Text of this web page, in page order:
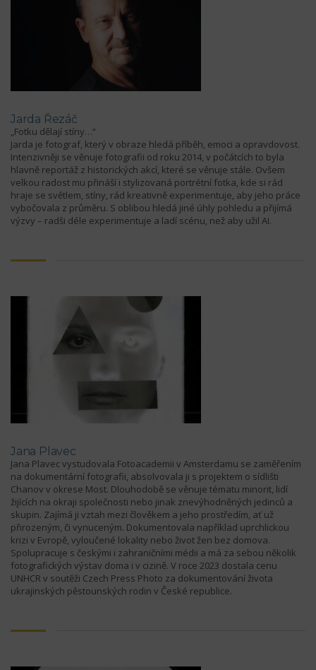
Jarda Řezáč
„Fotku dělají stíny…“
Jarda je fotograf, který v obraze hledá příběh, emoci a opravdovost.
Intenzivněji se věnuje fotografii od roku 2014, v počátcích to byla
hlavně reportáž z historických akcí, které se věnuje stále. Ovšem
velkou radost mu přináší i stylizovaná portrétní fotka, kde si rád
hraje se světlem, stíny, rád kreativně experimentuje, aby jeho práce
vybočovala z průměru. S oblibou hledá jiné úhly pohledu a přijímá
výzvy – radši déle experimentuje a ladí scénu, než aby užil AI.
Jana Plavec
Jana Plavec vystudovala Fotoacademii v Amsterdamu se zaměřením
na dokumentární fotografii, absolvovala ji s projektem o sídlišti
Chanov v okrese Most. Dlouhodobě se věnuje tématu minorit, lidí
žijících na okraji společnosti nebo jinak znevýhodněných jedinců a
skupin. Zajímá ji vztah mezi člověkem a jeho prostředím, ať už
přirozeným, či vynuceným. Dokumentovala například uprchlickou
krizi v Evropě, vyloučené lokality nebo život žen bez domova.
Spolupracuje s českými i zahraničními médii a má za sebou několik
fotografických výstav doma i v cizině. V roce 2023 dostala cenu
UNHCR v soutěži Czech Press Photo za dokumentování života
ukrajinských pěstounských rodin v České republice.